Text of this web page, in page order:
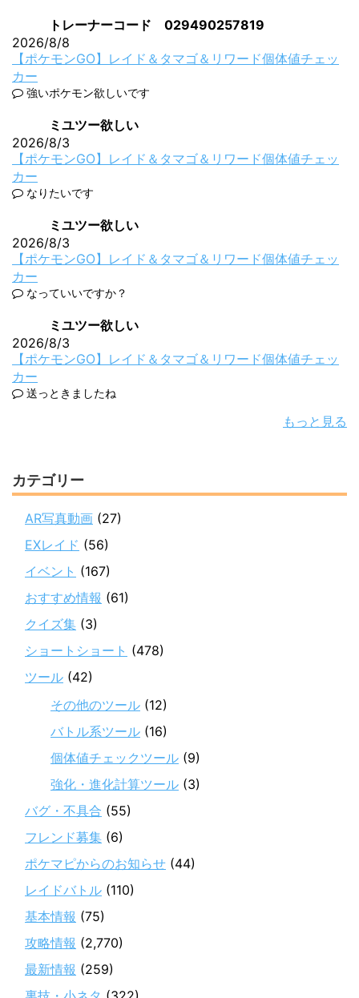
トレーナーコード 029490257819
2026/8/8
【ポケモンGO】レイド＆タマゴ＆リワード個体値チェッ
カー
強いポケモン欲しいです
ミユツー欲しい
2026/8/3
【ポケモンGO】レイド＆タマゴ＆リワード個体値チェッ
カー
なりたいです
ミユツー欲しい
2026/8/3
【ポケモンGO】レイド＆タマゴ＆リワード個体値チェッ
カー
なっていいですか？
ミユツー欲しい
2026/8/3
【ポケモンGO】レイド＆タマゴ＆リワード個体値チェッ
カー
送っときましたね
もっと見る
カテゴリー
AR写真動画 (27)
EXレイド (56)
イベント (167)
おすすめ情報 (61)
クイズ集 (3)
ショートショート (478)
ツール (42)
その他のツール (12)
バトル系ツール (16)
個体値チェックツール (9)
強化・進化計算ツール (3)
バグ・不具合 (55)
フレンド募集 (6)
ポケマピからのお知らせ (44)
レイドバトル (110)
基本情報 (75)
攻略情報 (2,770)
最新情報 (259)